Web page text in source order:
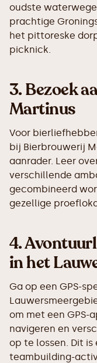
oudste
prachtige
het pittoreske
picknick.
3.Bezoek
Martinus
Voor
bij Bierbrouwerij
aanrader. Leer
verschillende
gecombineerd
gezellige
4.
in het
Ga op een GPS-
om met een
navigeren en
op te lossen. Dit is
teambuilding-